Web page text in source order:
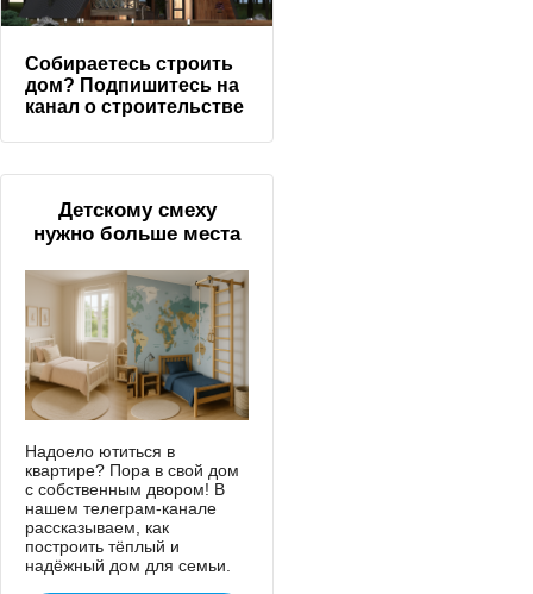
Собираетесь строить
дом? Подпишитесь на
канал о строительстве
Детскому смеху
нужно больше места
Надоело ютиться в
квартире? Пора в свой дом
с собственным двором! В
нашем телеграм-канале
рассказываем, как
построить тёплый и
надёжный дом для семьи.